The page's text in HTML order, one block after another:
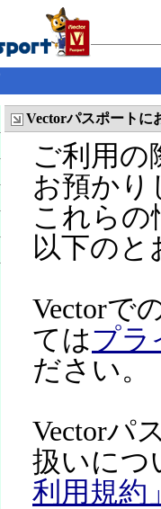
Vectorパスポートに
ご利用の
お預かり
これらの
以下のと
Vectorで
てはプラ
ださい。
Vectorパ
扱いにつ
利用規約